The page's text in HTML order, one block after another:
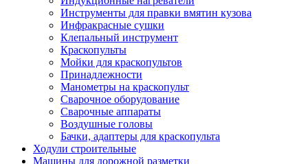
Инструменты для правки вмятин кузова
Инфракрасные сушки
Клепальный инструмент
Краскопульты
Мойки для краскопультов
Принадлежности
Манометры на краскопульт
Сварочное оборудование
Сварочные аппараты
Воздушные головы
Бачки, адаптеры для краскопульта
Ходули строительные
Машины для дорожной разметки